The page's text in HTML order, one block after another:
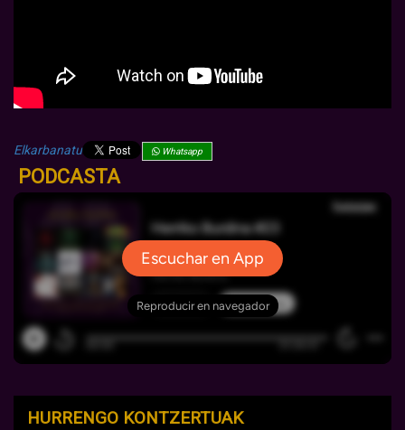
Elkarbanatu Whatsapp
PODCASTA
HURRENGO KONTZERTUAK